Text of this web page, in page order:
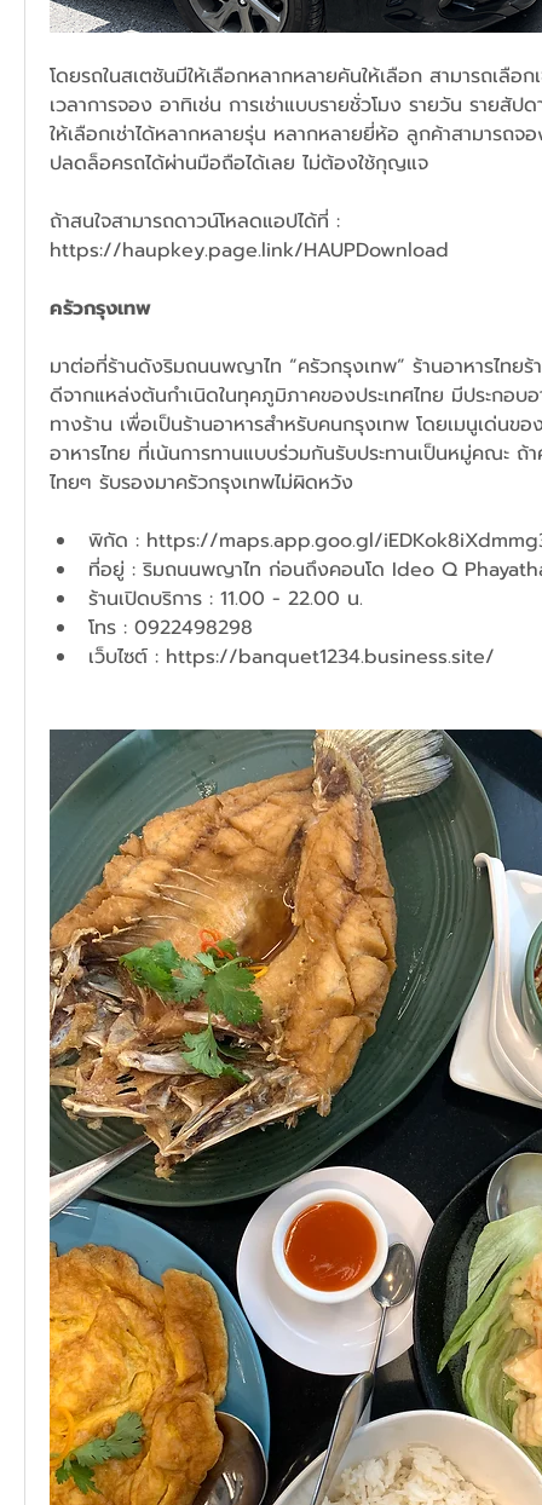
โดยรถในสเตชันมีให้เลือกหลากหลายคันให้เลือก สามารถเลือก
เวลาการจอง อาทิเช่น การเช่าแบบรายชั่วโมง รายวัน รายสัป
ให้เลือกเช่าได้หลากหลายรุ่น หลากหลายยี่ห้อ ลูกค้าสามารถ
ปลดล็อครถได้ผ่านมือถือได้เลย ไม่ต้องใช้กุญแจ
https://haupkey.page.link/HAUPDownload
ครัวกรุงเทพ
มาต่อที่ร้านดังริมถนนพญาไท “ครัวกรุงเทพ” ร้านอาหารไทย
ดีจากแหล่งต้นกำเนิดในทุคภูมิภาคของประเทศไทย มีประกอบ
ทางร้าน เพื่อเป็นร้านอาหารสำหรับคนกรุงเทพ โดยเมนูเด่นขอ
อาหารไทย ที่เน้นการทานแบบร่วมกันรับประทานเป็นหมู่คณะ
ไทยๆ รับรองมาครัวกรุงเทพไม่ผิดหวัง
พิกัด : https://maps.app.goo.gl/
ที่อยู่ : ริมถนนพญาไท ก่อนถึงคอนโด Ideo Q
ร้านเปิดบริการ : 11.00 - 22.00 น.
โทร : 0922498298
เว็บไซต์ : https://banquet1234.business.site/